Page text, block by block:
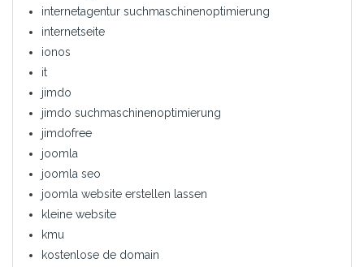
internetagentur suchmaschinenoptimierung
internetseite
ionos
it
jimdo
jimdo suchmaschinenoptimierung
jimdofree
joomla
joomla seo
joomla website erstellen lassen
kleine website
kmu
kostenlose de domain